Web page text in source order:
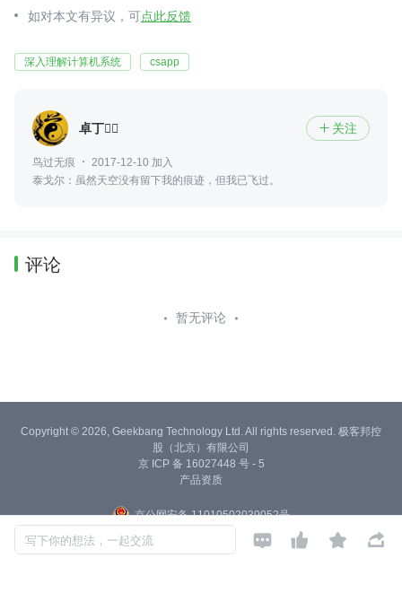
如对本文有异议，可点此反馈
深入理解计算机系统 csapp
卓丁  关注
鸟过无痕
2017-12-10 加入
泰戈尔：虽然天空没有留下我的痕迹，但我已飞过。
评论
暂无评论
写下你的想法，一起交流    
Copyright © 2026, Geekbang Technology Ltd. All rights reserved. 极客邦控
股（北京）有限公司
京 ICP 备 16027448 号 - 5
产品资质
京公网安备 11010502039052号